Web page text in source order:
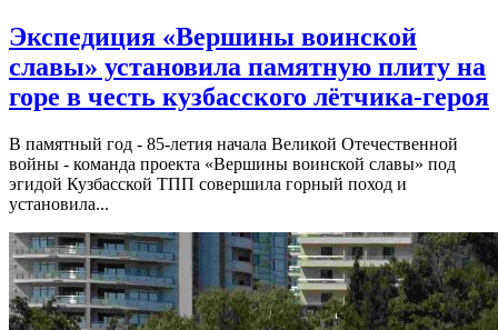
Экспедиция «Вершины воинской
славы» установила памятную плиту на
горе в честь кузбасского лётчика-героя
В памятный год - 85-летия начала Великой Отечественной
войны - команда проекта «Вершины воинской славы» под
эгидой Кузбасской ТПП совершила горный поход и
установила...